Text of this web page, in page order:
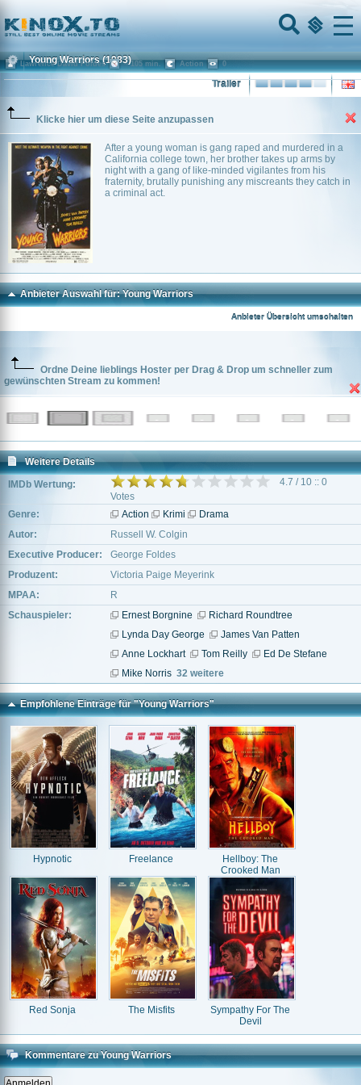
Home
Menu
Young Warriors (1983)
Trailer
Klicke hier um diese Seite anzupassen
After a young woman is gang raped and murdered in a
California college town, her brother takes up arms by
night with a gang of like-minded vigilantes from his
fraternity, brutally punishing any miscreants they catch in
a criminal act.
Lawrence David Foldes ~ 105 min. Action 0
Anbieter Auswahl für: Young Warriors
Anbieter Übersicht umschalten
Ordne Deine lieblings Hoster per Drag & Drop um schneller zum
gewünschten Stream zu kommen!
Weitere Details
IMDb Wertung:
4.7 / 10 :: 0
Votes
Genre:
Action Krimi
Drama
Autor:
Russell W. Colgin
Executive Producer:
George Foldes
Produzent:
Victoria Paige Meyerink
MPAA:
R
Schauspieler:
Ernest Borgnine
Richard Roundtree
Lynda Day George
James Van Patten
Anne Lockhart
Tom Reilly
Ed De Stefane
Mike Norris 32 weitere
Empfohlene Einträge für "Young Warriors"
Hypnotic Freelance
Hellboy: The
Crooked Man
Red Sonja The Misfits
Sympathy For The
Devil
Kommentare zu Young Warriors